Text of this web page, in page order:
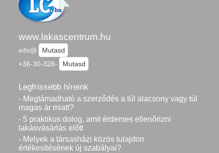
www.lakascentrum.hu
info@
Mutasd
+36-30-328-
Mutasd
Legfrissebb híreink
- Megtámadható a szerződés a túl alacsony vagy túl
magas ár miatt?
- 5 praktikus dolog, amit érdemes ellenőrizni
lakásvásárlás előtt
- Melyek a társasházi közös tulajdon
értékesítésének új szabályai?